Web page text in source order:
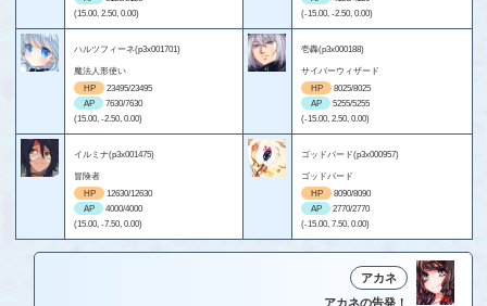
(15.00, 2.50, 0.00)
(-15.00, -2.50, 0.00)
ハルツフィーネ(p3x001701)
魔法人形使い
HP
23495/23495
AP
7630/7630
(15.00, -2.50, 0.00)
壱轟(p3x000188)
サイバーウィザード
HP
8025/8025
AP
5255/5255
(-15.00, 2.50, 0.00)
イルミナ(p3x001475)
冒険者
HP
12630/12630
AP
4000/4000
(15.00, -7.50, 0.00)
ゴッドバード(p3x000957)
ゴッドバード
HP
8090/8090
AP
2770/2770
(-15.00, 7.50, 0.00)
アカネ
アカネの告発！